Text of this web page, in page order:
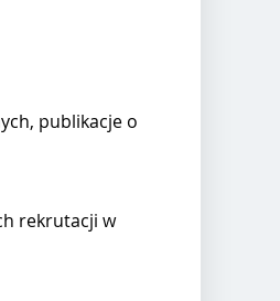
publikacje o
rekrutacji w